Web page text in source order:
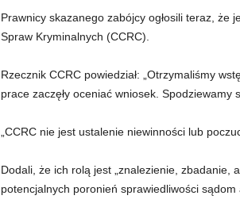
Prawnicy skazanego zabójcy ogłosili teraz, że
Spraw Kryminalnych (CCRC).
Rzecznik CCRC powiedział: „Otrzymaliśmy
prace zaczęły oceniać wniosek. Spodziewamy
„CCRC nie jest ustalenie niewinności lub
Dodali, że ich rolą jest „znalezienie, zbadanie,
potencjalnych poronień sprawiedliwości sądom